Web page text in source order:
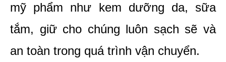
mỹ phẩm như kem dưỡng da, sữa
tắm, giữ cho chúng luôn sạch sẽ và
an toàn trong quá trình vận chuyển.